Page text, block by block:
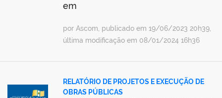
em
por Ascom, publicado em 19/06/2023 20h39,
última modificação em 08/01/2024 16h36
RELATÓRIO DE PROJETOS E EXECUÇÃO DE
OBRAS PÚBLICAS